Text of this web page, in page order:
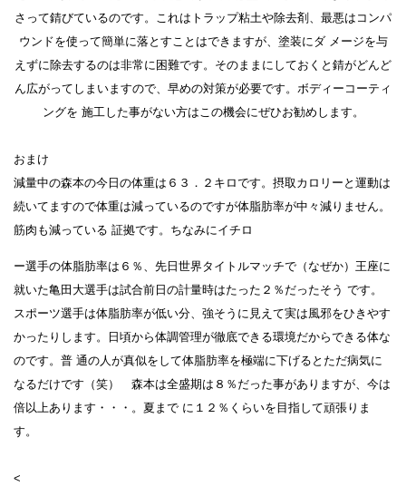
さって錆びているのです。これはトラップ粘土や除去剤、最悪はコンパ
ウンドを使って簡単に落とすことはできますが、塗装にダ メージを与
えずに除去するのは非常に困難です。そのままにしておくと錆がどんど
ん広がってしまいますので、早めの対策が必要です。ボディーコーティ
ングを 施工した事がない方はこの機会にぜひお勧めします。
おまけ
減量中の森本の今日の体重は６３．２キロです。摂取カロリーと運動は
続いてますので体重は減っているのですが体脂肪率が中々減りません。
筋肉も減っている 証拠です。ちなみにイチロ
ー選手の体脂肪率は６％、先日世界タイトルマッチで（なぜか）王座に
就いた亀田大選手は試合前日の計量時はたった２％だったそう です。
スポーツ選手は体脂肪率が低い分、強そうに見えて実は風邪をひきやす
かったりします。日頃から体調管理が徹底できる環境だからできる体な
のです。普 通の人が真似をして体脂肪率を極端に下げるとただ病気に
なるだけです（笑） 森本は全盛期は８％だった事がありますが、今は
倍以上あります・・・。夏まで に１２％くらいを目指して頑張りま
す。
<